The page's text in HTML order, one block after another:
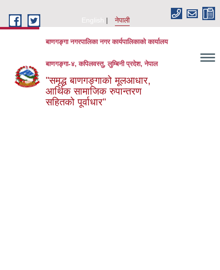
English
नेपाली
बाणगङ्गा नगरपालिका नगर कार्यपालिकाको कार्यालय
बाणगङ्गा-४, कपिलवस्तु, लुम्बिनी प्रदेश, नेपाल
"समृद्ध बाणगङ्गाको मूलआधार,
आर्थिक सामाजिक रुपान्तरण
सहितको पूर्वाधार"